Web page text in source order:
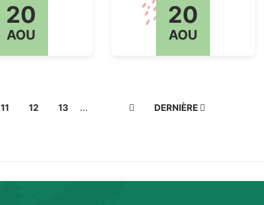
20
AOU
20
AOU
PAGE
11 PAGE
12 PAGE
13 …
PAGEDERNIÈRE
DERNIÈRE